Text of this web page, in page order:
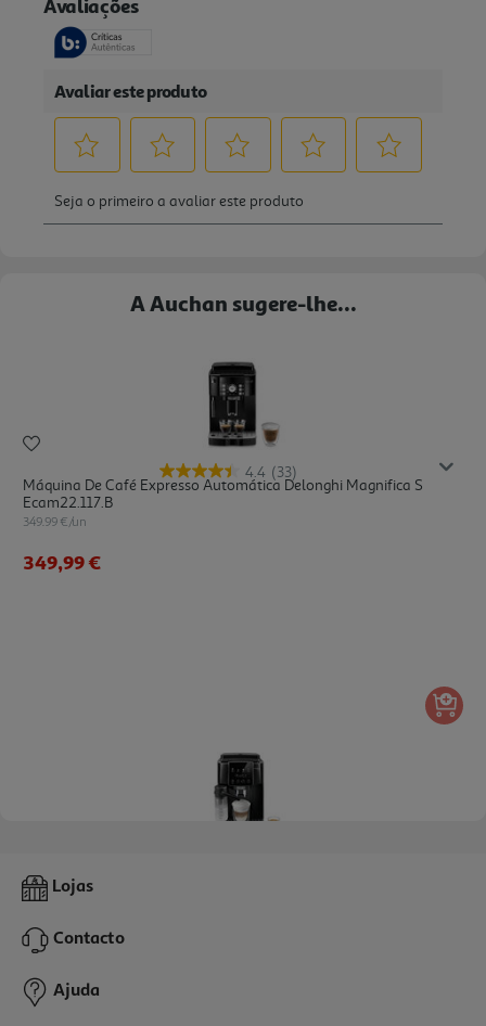
A Auchan sugere-lhe...
4.4 (33)
Máquina De Café Expresso Automática Delonghi Magnifica S
Ecam22.117.b
349.99 €/un
349,99 €
Máquina De Café Automática De'longhi Magnifica Start Milk
Ecam220.60.b 1450 W 15 Bar Preta
419,99 €
Lojas
Contacto
Ajuda